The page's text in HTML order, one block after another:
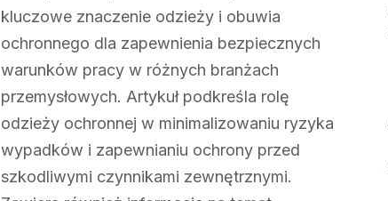
kluczowe znaczenie odzieży i obuwia
ochronnego dla zapewnienia bezpiecznych
warunków pracy w różnych branżach
przemysłowych. Artykuł podkreśla rolę
odzieży ochronnej w minimalizowaniu ryzyka
wypadków i zapewnianiu ochrony przed
szkodliwymi czynnikami zewnętrznymi.